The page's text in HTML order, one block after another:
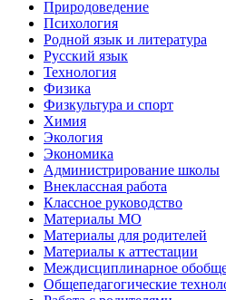
Природоведение
Психология
Родной язык и литература
Русский язык
Технология
Физика
Физкультура и спорт
Химия
Экология
Экономика
Администрирование школы
Внеклассная работа
Классное руководство
Материалы МО
Материалы для родителей
Материалы к аттестации
Междисциплинарное
Общепедагогические